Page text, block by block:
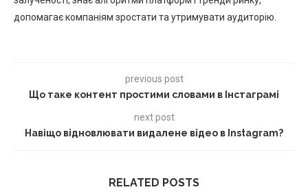
допомагає компаніям зростати та утримувати аудиторію.
previous post
Що таке контент простими словами в Інстаграмі
next post
Навіщо відновлювати видалене відео в Instagram?
RELATED POSTS